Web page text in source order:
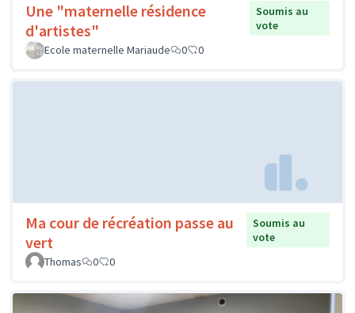
Une "maternelle résidence
d'artistes"
Soumis au
vote
Ecole maternelle Mariaude
0 0
Ma cour de récréation passe au
vert
Soumis au
vote
Thomas
0 0